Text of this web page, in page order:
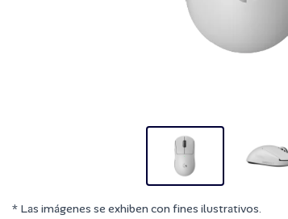
* Las imágenes se exhiben con fines ilustrativos.